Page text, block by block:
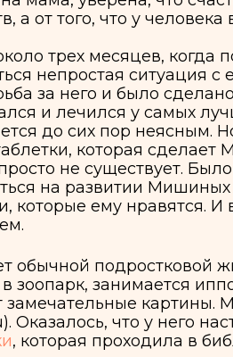
месяцев, когда потихоньку
ситуация с его
и было сделано все, что в
у самых лучших
сих пор неясным. Но уже
которая сделает Мишу таким
существует. Было решено
Мишиных
ему нравятся. И вообще —
подростковой жизнью:
занимается иппотерапией,
картины. Миша
проходила в библиотеке
как его сверстники, ему
без поддержки он, увы,
Мише было удобно, иначе